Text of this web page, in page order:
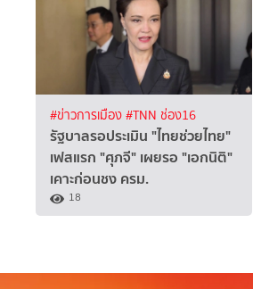
#ข่าวการเมือง#TNN ช่อง16
รัฐบาลรอประเมิน "ไทยช่วยไทย"
เฟสแรก "ศุภจี" เผยรอ "เอกนิติ"
เคาะก่อนชง ครม.
18